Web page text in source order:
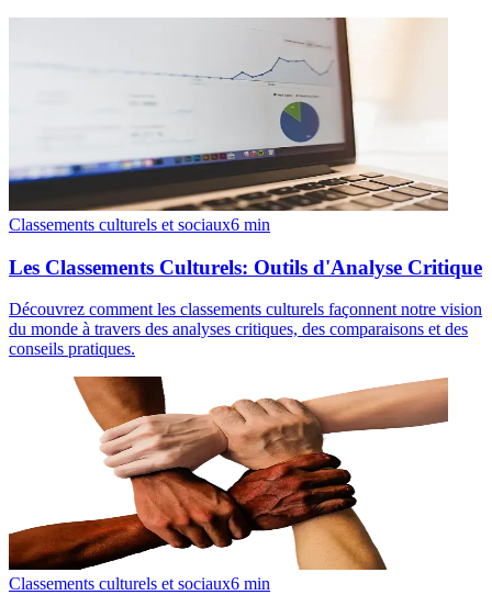
Classements culturels et sociaux6 min
Les Classements Culturels: Outils d'Analyse Critique
Découvrez comment les classements culturels façonnent notre vision
du monde à travers des analyses critiques, des comparaisons et des
conseils pratiques.
Classements culturels et sociaux6 min